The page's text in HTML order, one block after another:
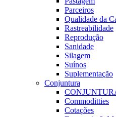
Parceiros
Qualidade da
Rastreabilidade
Reprodução
Sanidade
Silagem
Suínos
Suplementação
Conjuntura
Commoditties
Cotações